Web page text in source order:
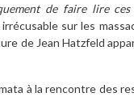
de faire lire
sur les
de Jean Hatzfeld
à la rencontre des